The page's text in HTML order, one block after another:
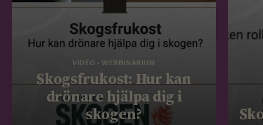
VIDEO - WEBBINARIUM
Skogsfrukost: Hur kan
drönare hjälpa dig i
skogen?